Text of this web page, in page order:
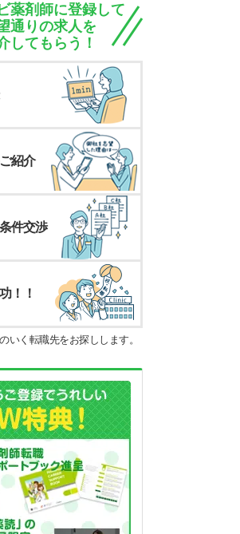
薬剤師に登録して
通りの求人を
してもらう！
紹介
件交渉
！！
いく転職先をお探しします。